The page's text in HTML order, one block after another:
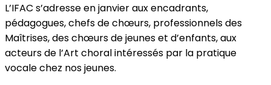
L’IFAC s’adresse en janvier aux encadrants,
pédagogues, chefs de chœurs, professionnels des
Maîtrises, des chœurs de jeunes et d’enfants, aux
acteurs de l’Art choral intéressés par la pratique
vocale chez nos jeunes.